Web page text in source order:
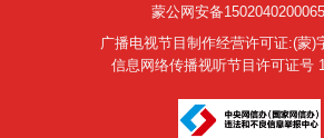
蒙公网安备
广播电视节目制作经营许可证:(蒙)
信息网络传播视听节目许可证号